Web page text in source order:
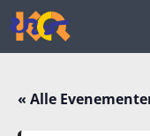
Ga
naar
de
« Alle